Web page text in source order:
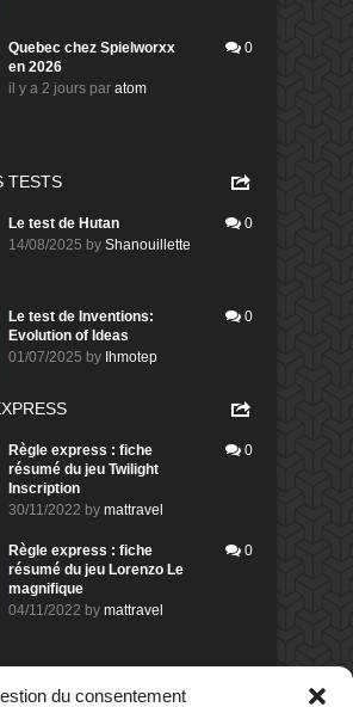
du consentement
Quebec chez Spielworxx
en 2026
il y a 2 jours par atom
0
TESTS
Le test de Hutan
14/08/2025 by Shanouillette
0
Le test de Inventions:
Evolution of Ideas
01/07/2025 by Ihmotep
0
Règle express : fiche
résumé du jeu Twilight
Inscription
30/11/2022 by mattravel
0
Règle express : fiche
résumé du jeu Lorenzo Le
magnifique
04/11/2022 by mattravel
0
AVIS DES MEMBRES